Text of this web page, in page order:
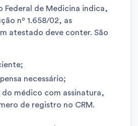
Federal de Medicina indica,
nº 1.658/02, as
atestado deve conter. São
necessário;
médico com assinatura,
de registro no CRM.